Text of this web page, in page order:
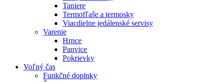
Taniere
Termofľaše a termosky
Viacdielne jedálenské servisy
Varenie
Hrnce
Panvice
Pokrievky
Voľný čas
Funkčné doplnky